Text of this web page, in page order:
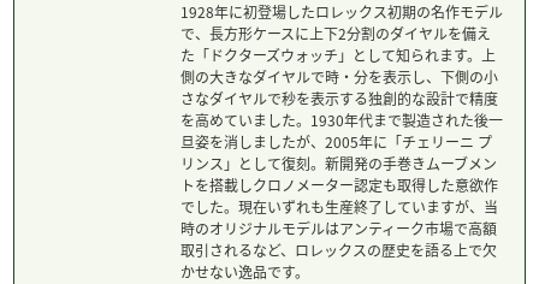
1928年に初登場したロレックス初期の名作モデル
で、長方形ケースに上下2分割のダイヤルを備え
た「ドクターズウォッチ」として知られます。上
側の大きなダイヤルで時・分を表示し、下側の小
さなダイヤルで秒を表示する独創的な設計で精度
を高めていました。1930年代まで製造された後一
旦姿を消しましたが、2005年に「チェリーニ プ
リンス」として復刻。新開発の手巻きムーブメン
トを搭載しクロノメーター認定も取得した意欲作
でした。現在いずれも生産終了していますが、当
時のオリジナルモデルはアンティーク市場で高額
取引されるなど、ロレックスの歴史を語る上で欠
かせない逸品です。